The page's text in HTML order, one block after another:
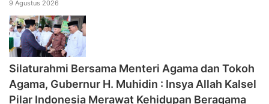
9 Agustus 2026
Silaturahmi Bersama Menteri Agama dan Tokoh
Agama, Gubernur H. Muhidin : Insya Allah Kalsel
Pilar Indonesia Merawat Kehidupan Beragama